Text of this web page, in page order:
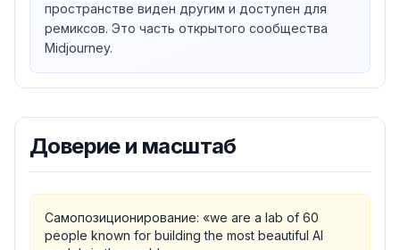
пространстве виден другим и доступен для
ремиксов. Это часть открытого сообщества
Midjourney.
Доверие и масштаб
Самопозиционирование: «we are a lab of 60
people known for building the most beautiful AI